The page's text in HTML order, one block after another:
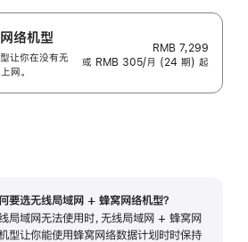
络机型
让你在没有无
网。
RMB 7,299
或 RMB 305/月 (24 期) 起
要选无线局域网 + 蜂窝网络机型？
局域网无法使用时，无线局域网 + 蜂窝网
型让你能使用蜂窝网络数据计划时时保持